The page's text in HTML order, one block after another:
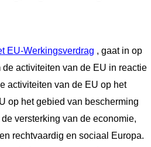
EU-Werkingsverdrag , gaat in op
activiteiten van de EU in reactie
activiteiten van de EU op het
op het gebied van bescherming
versterking van de economie,
rechtvaardig en sociaal Europa.